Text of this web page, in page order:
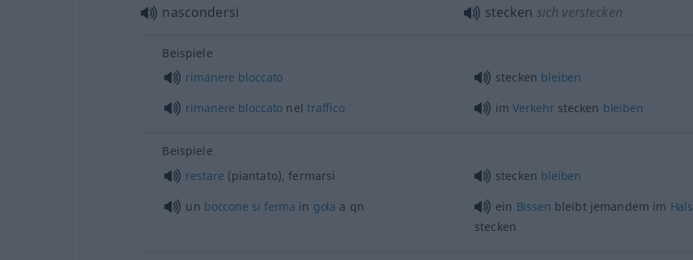
nascondersi stecken sich verstecken
Beispiele
rimanere bloccato stecken bleiben
rimanere bloccato neltraffico imVerkehrstecken bleiben
Beispiele
restare (piantato), fermarsi stecken bleiben
un boccone si ferma in gola a qn ein Bissen bleibt jemandem im Hals
stecken